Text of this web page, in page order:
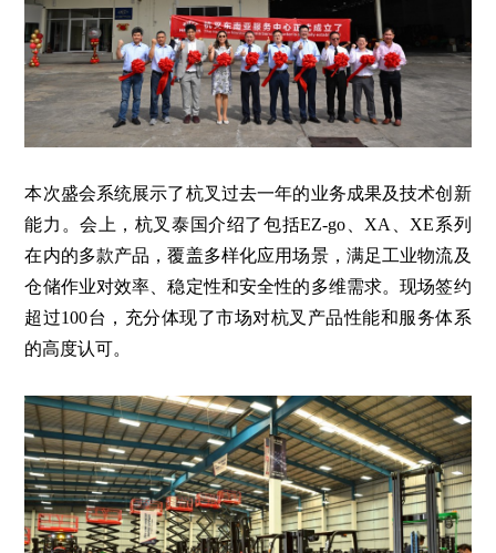
本次盛会系统展示了杭叉过去一年的业务成果及技术创新
能力。会上，杭叉泰国介绍了包括EZ-go、XA、XE系列
在内的多款产品，覆盖多样化应用场景，满足工业物流及
仓储作业对效率、稳定性和安全性的多维需求。现场签约
超过100台，充分体现了市场对杭叉产品性能和服务体系
的高度认可。